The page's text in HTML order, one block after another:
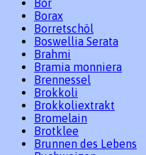
Bor
Borax
Borretschöl
Boswellia Serata
Brahmi
Bramia monniera
Brennessel
Brokkoli
Brokkoliextrakt
Bromelain
Brotklee
Brunnen des Lebens